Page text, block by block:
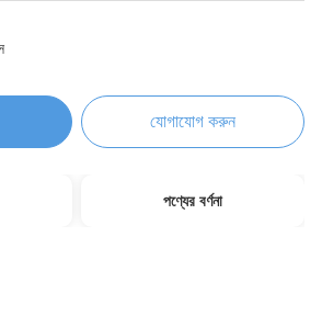
যোগাযোগ করুন
পণ্যের বর্ণনা